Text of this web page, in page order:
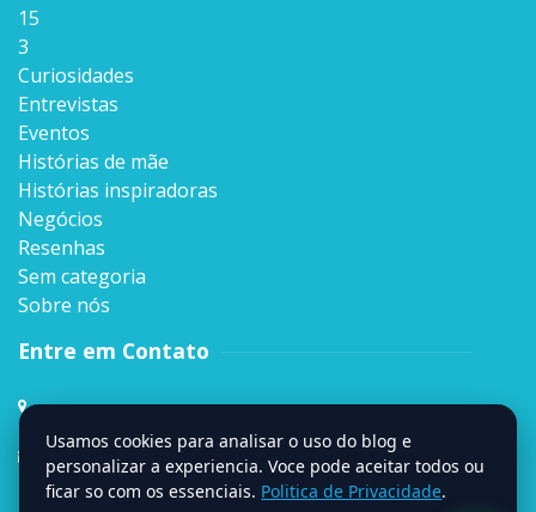
15
3
Curiosidades
Entrevistas
Eventos
Histórias de mãe
Histórias inspiradoras
Negócios
Resenhas
Sem categoria
Sobre nós
Entre em Contato
Rua Sen. Milton Campos, 35, Andar 4º,
Vila da Serra, Nova Lima, MG
contato@signumweb.com.br
Usamos cookies para analisar o uso do blog e
personalizar a experiencia. Voce pode aceitar todos ou
ficar so com os essenciais. Politica de Privacidade.